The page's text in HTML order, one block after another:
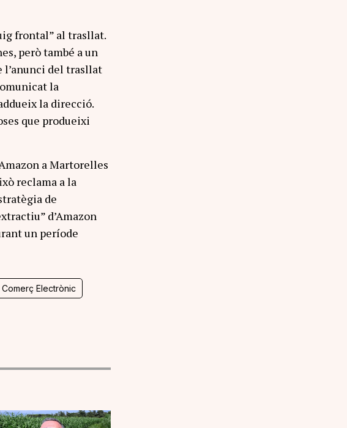
frontal” al trasllat.
però també a un
l’anunci del trasllat
la
la direcció.
que produeixi
a Martorelles
reclama a la
de
d’Amazon
un període
Comerç Electrònic